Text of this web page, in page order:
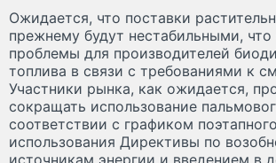
Ожидается, что поставки
прежнему будут нестабильными, что
проблемы для производителей
топлива в связи с требованиями к
Участники рынка, как ожидается,
сокращать использование
соответствии с графиком
использования Директивы по